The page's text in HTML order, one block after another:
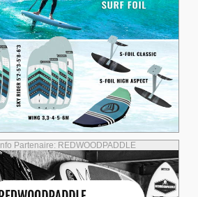
Info Partenaire: REDWOODPADDLE